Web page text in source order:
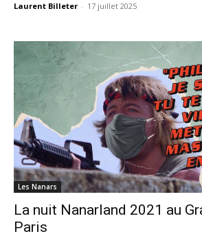
Laurent Billeter - 17 juillet 2025
Les Nanars
La nuit Nanarland 2021 au
Paris